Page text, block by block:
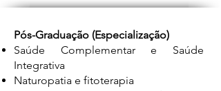
Pós-Graduação (Especialização)
Saúde Complementar e Saúde
Integrativa
Naturopatia e fitoterapia